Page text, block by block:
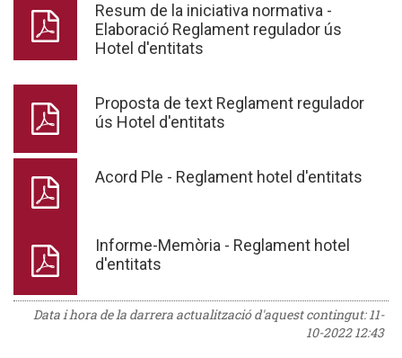
Resum de la iniciativa normativa -
Elaboració Reglament regulador ús
Hotel d'entitats
Proposta de text Reglament regulador
ús Hotel d'entitats
Acord Ple - Reglament hotel d'entitats
Informe-Memòria - Reglament hotel
d'entitats
Data i hora de la darrera actualització d'aquest contingut:11-
10-2022 12:43